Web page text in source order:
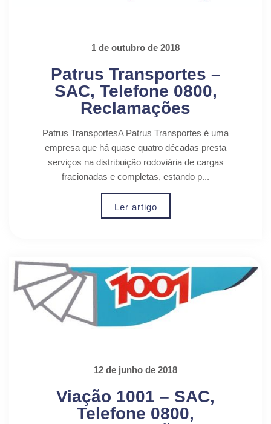
1 de outubro de 2018
Patrus Transportes –
SAC, Telefone 0800,
Reclamações
Patrus TransportesA Patrus Transportes é uma
empresa que há quase quatro décadas presta
serviços na distribuição rodoviária de cargas
fracionadas e completas, estando p...
Ler artigo
12 de junho de 2018
Viação 1001 – SAC,
Telefone 0800,